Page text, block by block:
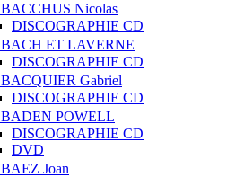
BACCHUS Nicolas
DISCOGRAPHIE CD
BACH ET LAVERNE
DISCOGRAPHIE CD
BACQUIER Gabriel
DISCOGRAPHIE CD
BADEN POWELL
DISCOGRAPHIE CD
DVD
BAEZ Joan